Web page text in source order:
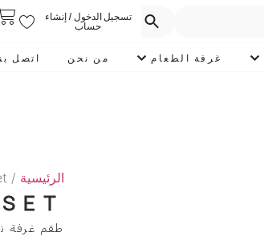
تسجيل الدخول / إنشاء
حساب
غرفة الطعام من نحن اتصل
الرئيسية /
طقم غرفة